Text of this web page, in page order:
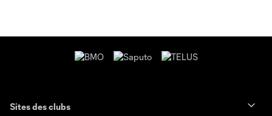
Sites des clubs